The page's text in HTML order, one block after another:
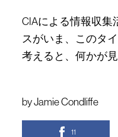
CIAによる情報収集
スがいま、このタ
考えると、何かが
byJamie Condliffe
11